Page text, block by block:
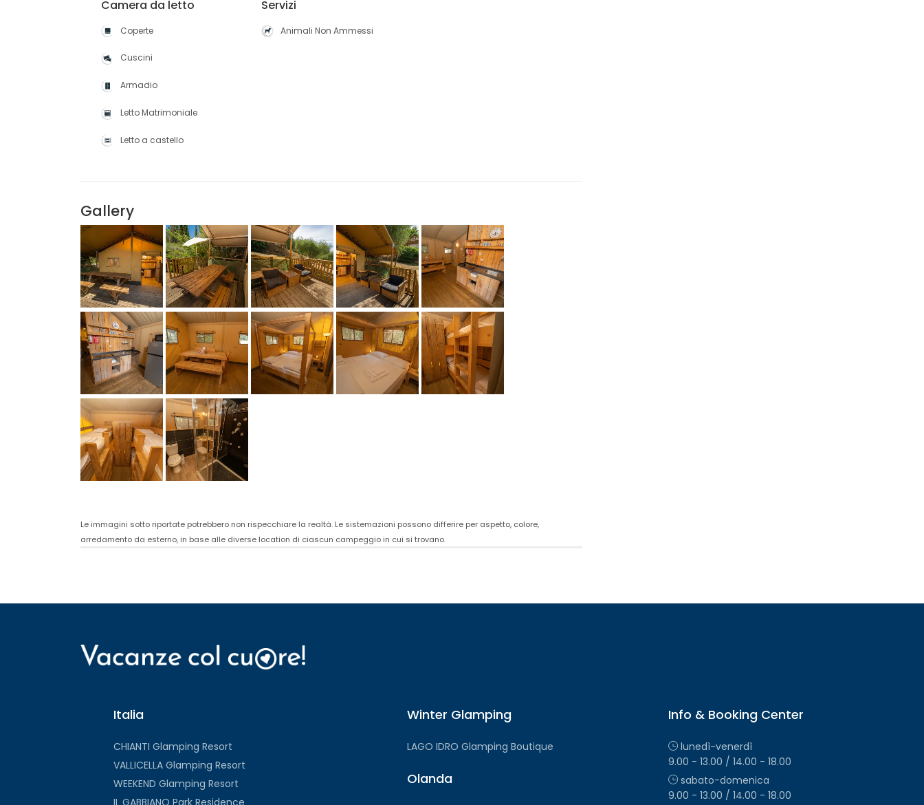
Camera da letto
Coperte
Cuscini
Armadio
Letto Matrimoniale
Letto a castello
Servizi
Animali Non Ammessi
Gallery
Le immagini sotto riportate potrebbero non rispecchiare la realtà. Le sistemazioni possono differire per aspetto, colore,
arredamento da esterno, in base alle diverse location di ciascun campeggio in cui si trovano.
Italia
CHIANTI Glamping Resort
VALLICELLA Glamping Resort
WEEKEND Glamping Resort
Winter Glamping
LAGO IDRO Glamping Boutique
Olanda
Info & Booking Center
lunedì-venerdì
9.00 - 13.00 / 14.00 - 18.00
sabato-domenica
9.00 - 13.00 / 14.00 - 18.00